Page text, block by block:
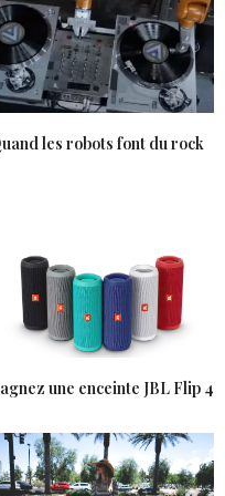
!! c’était dingue !
sont grandioses et nous
dans les yeux.
et tes photos sont
impressionnant ! Las
voyages à faire au moins
que j’aurais l’occasion
les robots font du rock
une enceinte JBL Flip 4